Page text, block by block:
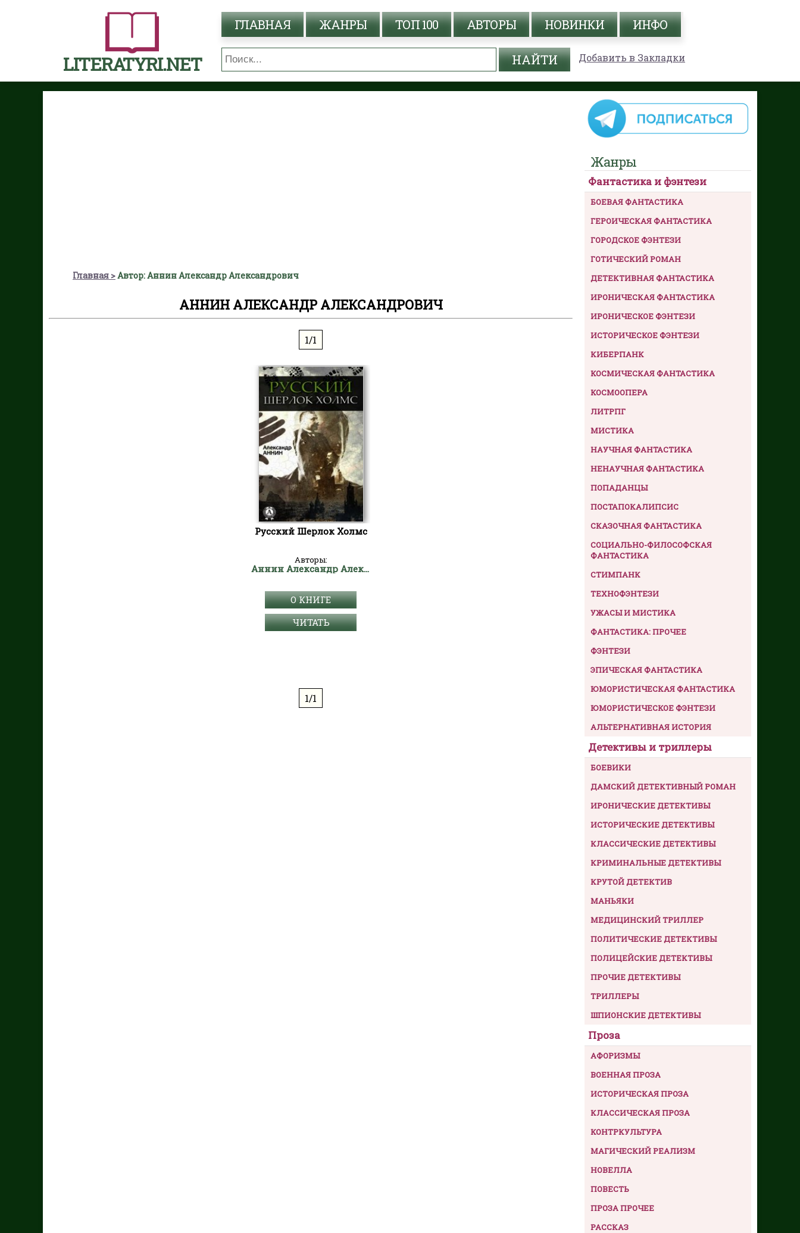
LITERATYRI.NET
ГЛАВНАЯ ЖАНРЫ ТОП 100 АВТОРЫ НОВИНКИ ИНФО
Добавить в Закладки
Главная Автор: Аннин Александр Александрович
АННИН АЛЕКСАНДР АЛЕКСАНДРОВИЧ
1/1
Русский Шерлок Холмс
Авторы:
Аннин Александр Александрович
О КНИГЕ
ЧИТАТЬ
1/1
Жанры
Фантастика и фэнтези
БОЕВАЯ ФАНТАСТИКА
ГЕРОИЧЕСКАЯ ФАНТАСТИКА
ГОРОДСКОЕ ФЭНТЕЗИ
ГОТИЧЕСКИЙ РОМАН
ДЕТЕКТИВНАЯ ФАНТАСТИКА
ИРОНИЧЕСКАЯ ФАНТАСТИКА
ИРОНИЧЕСКОЕ ФЭНТЕЗИ
ИСТОРИЧЕСКОЕ ФЭНТЕЗИ
КИБЕРПАНК
КОСМИЧЕСКАЯ ФАНТАСТИКА
КОСМООПЕРА
ЛИТРПГ
МИСТИКА
НАУЧНАЯ ФАНТАСТИКА
НЕНАУЧНАЯ ФАНТАСТИКА
ПОПАДАНЦЫ
ПОСТАПОКАЛИПСИС
СКАЗОЧНАЯ ФАНТАСТИКА
СОЦИАЛЬНО-ФИЛОСОФСКАЯ
ФАНТАСТИКА
СТИМПАНК
ТЕХНОФЭНТЕЗИ
УЖАСЫ И МИСТИКА
ФАНТАСТИКА: ПРОЧЕЕ
ФЭНТЕЗИ
ЭПИЧЕСКАЯ ФАНТАСТИКА
ЮМОРИСТИЧЕСКАЯ ФАНТАСТИКА
ЮМОРИСТИЧЕСКОЕ ФЭНТЕЗИ
АЛЬТЕРНАТИВНАЯ ИСТОРИЯ
Детективы и триллеры
БОЕВИКИ
ДАМСКИЙ ДЕТЕКТИВНЫЙ РОМАН
ИРОНИЧЕСКИЕ ДЕТЕКТИВЫ
ИСТОРИЧЕСКИЕ ДЕТЕКТИВЫ
КЛАССИЧЕСКИЕ ДЕТЕКТИВЫ
КРИМИНАЛЬНЫЕ ДЕТЕКТИВЫ
КРУТОЙ ДЕТЕКТИВ
МАНЬЯКИ
МЕДИЦИНСКИЙ ТРИЛЛЕР
ПОЛИТИЧЕСКИЕ ДЕТЕКТИВЫ
ПОЛИЦЕЙСКИЕ ДЕТЕКТИВЫ
ПРОЧИЕ ДЕТЕКТИВЫ
ТРИЛЛЕРЫ
ШПИОНСКИЕ ДЕТЕКТИВЫ
Проза
АФОРИЗМЫ
ВОЕННАЯ ПРОЗА
ИСТОРИЧЕСКАЯ ПРОЗА
КЛАССИЧЕСКАЯ ПРОЗА
КОНТРКУЛЬТУРА
МАГИЧЕСКИЙ РЕАЛИЗМ
НОВЕЛЛА
ПОВЕСТЬ
ПРОЗА ПРОЧЕЕ
РАССКАЗ